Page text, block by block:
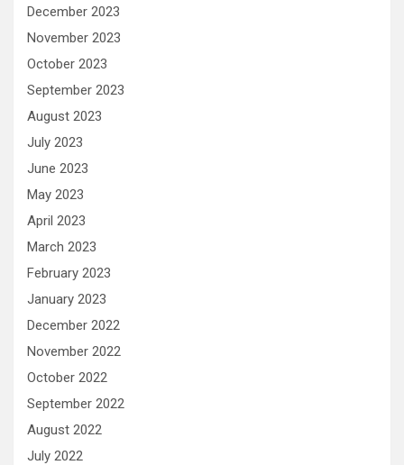
December 2023
November 2023
October 2023
September 2023
August 2023
July 2023
June 2023
May 2023
April 2023
March 2023
February 2023
January 2023
December 2022
November 2022
October 2022
September 2022
August 2022
July 2022